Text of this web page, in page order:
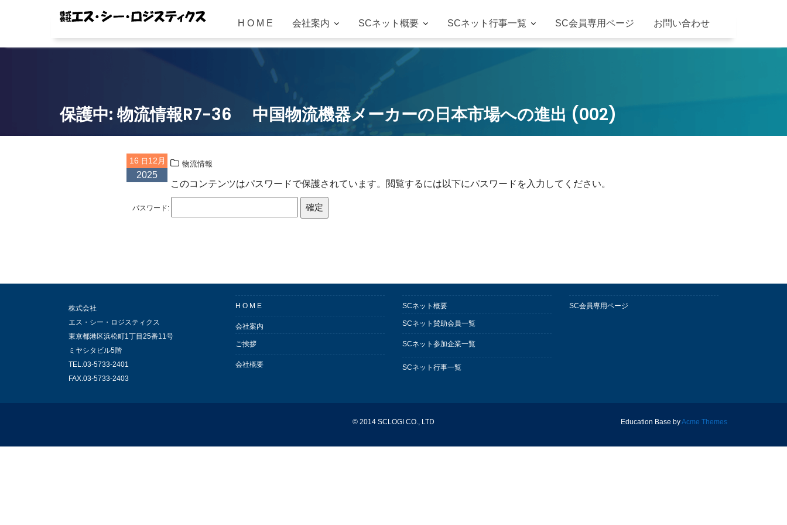
H O M E 会社案内 SCネット概要 SCネット行事一覧 SC会員専用ページ お問い合わせ
保護中: 物流情報R7-36 中国物流機器メーカーの日本市場への進出 (002)
16 12月
2025
物流情報
このコンテンツはパスワードで保護されています。閲覧するには以下にパスワードを入力してください。
パスワード:
株式会社
エス・シー・ロジスティクス
東京都港区浜松町1丁目25番11号
ミヤシタビル5階
TEL.03-5733-2401
FAX.03-5733-2403
H O M E
会社案内
ご挨拶
会社概要
SCネット概要
SCネット賛助会員一覧
SCネット参加企業一覧
SCネット行事一覧
SC会員専用ページ
© 2014 SCLOGI CO., LTD Education Base byAcme Themes